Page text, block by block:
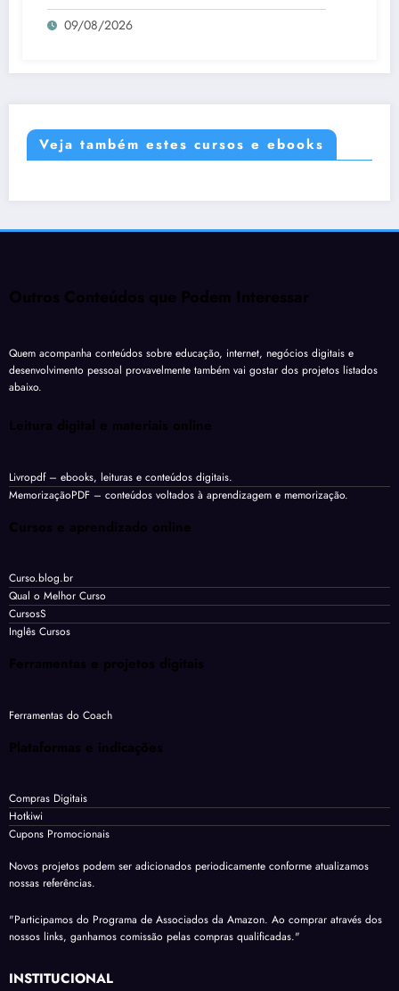
09/08/2026
Veja também estes cursos e ebooks
Outros Conteúdos que Podem Interessar
Quem acompanha conteúdos sobre educação, internet, negócios digitais e
desenvolvimento pessoal provavelmente também vai gostar dos projetos listados
abaixo.
Leitura digital e materiais online
Livropdf– ebooks, leituras e conteúdos digitais.
MemorizaçãoPDF – conteúdos voltados à aprendizagem e memorização.
Cursos e aprendizado online
Curso.blog.br
Qual o Melhor Curso
CursosS
Inglês Cursos
Ferramentas e projetos digitais
Ferramentas do Coach
Plataformas e indicações
Compras Digitais
Hotkiwi
Cupons Promocionais
Novos projetos podem ser adicionados periodicamente conforme atualizamos
nossas referências.
"Participamos do Programa de Associados da Amazon. Ao comprar através dos
nossos links, ganhamos comissão pelas compras qualificadas."
INSTITUCIONAL